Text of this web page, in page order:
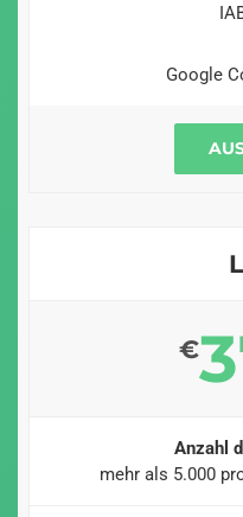
Google
€
Anzahl
mehr als 5.000